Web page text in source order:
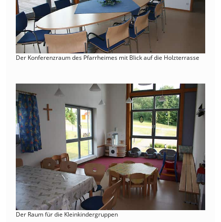
Der Konferenzraum des Pfarrheimes mit Blick auf die Holzterrasse
Der Raum für die Kleinkindergruppen